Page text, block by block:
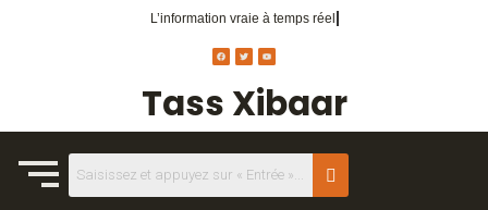
Tass Xibaar
L’information vraie à temps réel.